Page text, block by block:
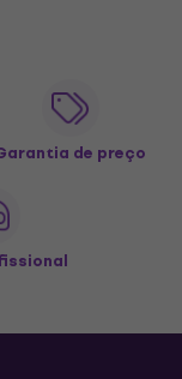
de preço